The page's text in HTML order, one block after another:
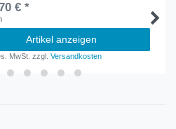
€ *
Artikel anzeigen
MwSt. zzgl.Versandkosten